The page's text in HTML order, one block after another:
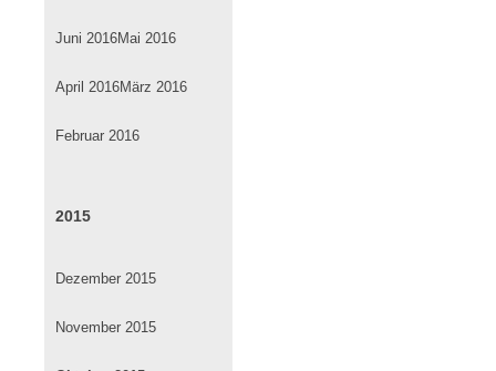
Juni 2016Mai 2016
April 2016März 2016
Februar 2016
2015
Dezember 2015
November 2015